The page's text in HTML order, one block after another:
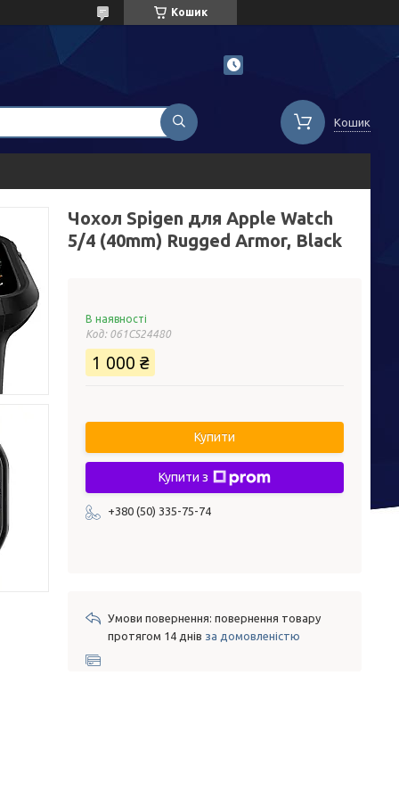
Кошик
Кошик
Чохол Spigen для Apple Watch
5/4 (40mm) Rugged Armor, Black
В наявності
Код: 061CS24480
1 000 ₴
Купити
Купити з
+380 (50) 335-75-74
повернення товару
протягом 14 днів за домовленістю